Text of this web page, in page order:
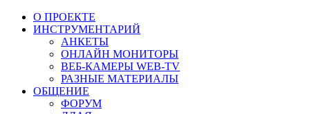
О ПРОЕКТЕ
ИНСТРУМЕНТАРИЙ
АНКЕТЫ
ОНЛАЙН МОНИТОРЫ
ВЕБ-КАМЕРЫ WEB-TV
РАЗНЫЕ МАТЕРИАЛЫ
ОБЩЕНИЕ
ФОРУМ